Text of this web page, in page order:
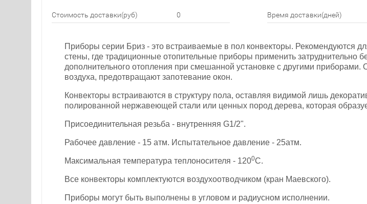
Стоимость доставки(руб) 0 Время доставки(дней)
Приборы серии Бриз - это встраиваемые в пол конвекторы. Рекомендуются
стены, где традиционные отопительные приборы применить затруднительно
дополнительного отопления при смешанной установке с другими
воздуха, предотвращают запотевание окон.
Конвекторы встраиваются в структуру пола, оставляя видимой лишь
полированной нержавеющей стали или ценных пород дерева, которая
Присоединительная резьба - внутренняя G1/2".
Рабочее давление - 15 атм. Испытательное давление - 25атм.
Максимальная температура теплоносителя - 1200С.
Все конвекторы комплектуются воздухоотводчиком (кран Маевского).
Приборы могут быть выполнены в угловом и радиусном исполнении.